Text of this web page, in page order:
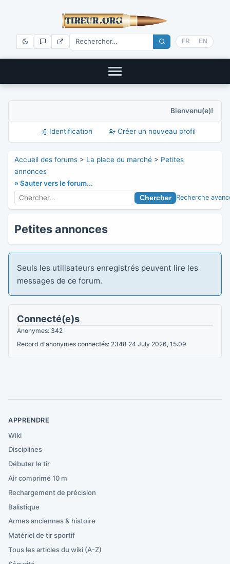
FR EN
Bienvenu(e)!
Identification Créer un nouveau profil
» Sauter vers le forum...
Accueil des forums > La place du marché > Petites
annonces
Recherche
Petites annonces
Seuls les utilisateurs enregistrés peuvent lire les
messages de ce forum.
Connecté(e)s
Anonymes: 342
Record d'anonymes connectés: 2348 24 July 2026, 15:09
APPRENDRE
Wiki
Disciplines
Débuter le tir
Air comprimé 10 m
Rechargement de précision
Balistique
Armes anciennes & histoire
Matériel de tir sportif
Tous les articles du wiki (A-Z)